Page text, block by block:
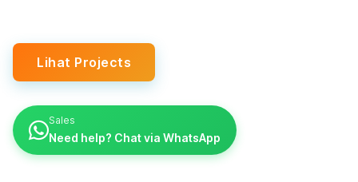
Lihat Projects
Sales
Need help? Chat via WhatsApp